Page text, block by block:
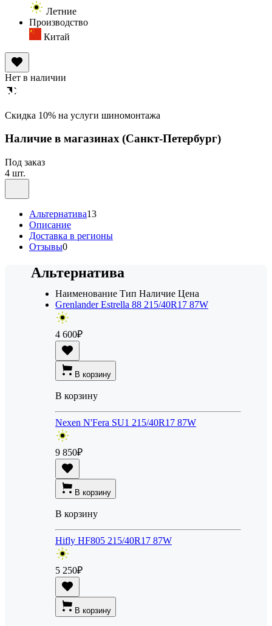
Летние
Производство
Китай
Нет в наличии
Cкидка 10% на услуги шиномонтажа
Наличие в магазинах(Санкт-Петербург)
Под заказ
4 шт.
Альтернатива13
Описание
Доставка в регионы
Отзывы0
Альтернатива
Наименование Тип Наличие Цена
Grenlander Estrella 88 215/40R17 87W
4 600₽
В корзину
В корзину
Nexen N'Fera SU1 215/40R17 87W
9 850₽
В корзину
В корзину
Hifly HF805 215/40R17 87W
5 250₽
В корзину